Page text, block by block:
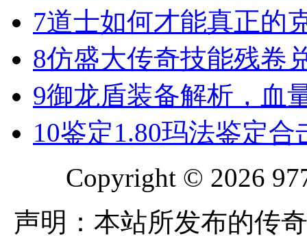
7道士如何才能真正的
8仿盛大传奇技能残卷
9御龙盾装备解析，血
10鉴定1.80玛法鉴定
Copyright © 2026
声明：本站所发布的传